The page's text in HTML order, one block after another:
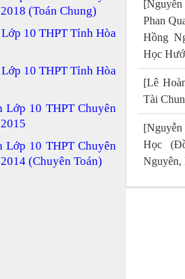
(Toán Chung)
10 THPT Tỉnh Hòa
10 THPT Tỉnh Hòa
10 THPT Chuyên
10 THPT Chuyên
(Chuyên Toán)
Phan
Hồng
Học
[Lê
Tài
Học
Nguyên,